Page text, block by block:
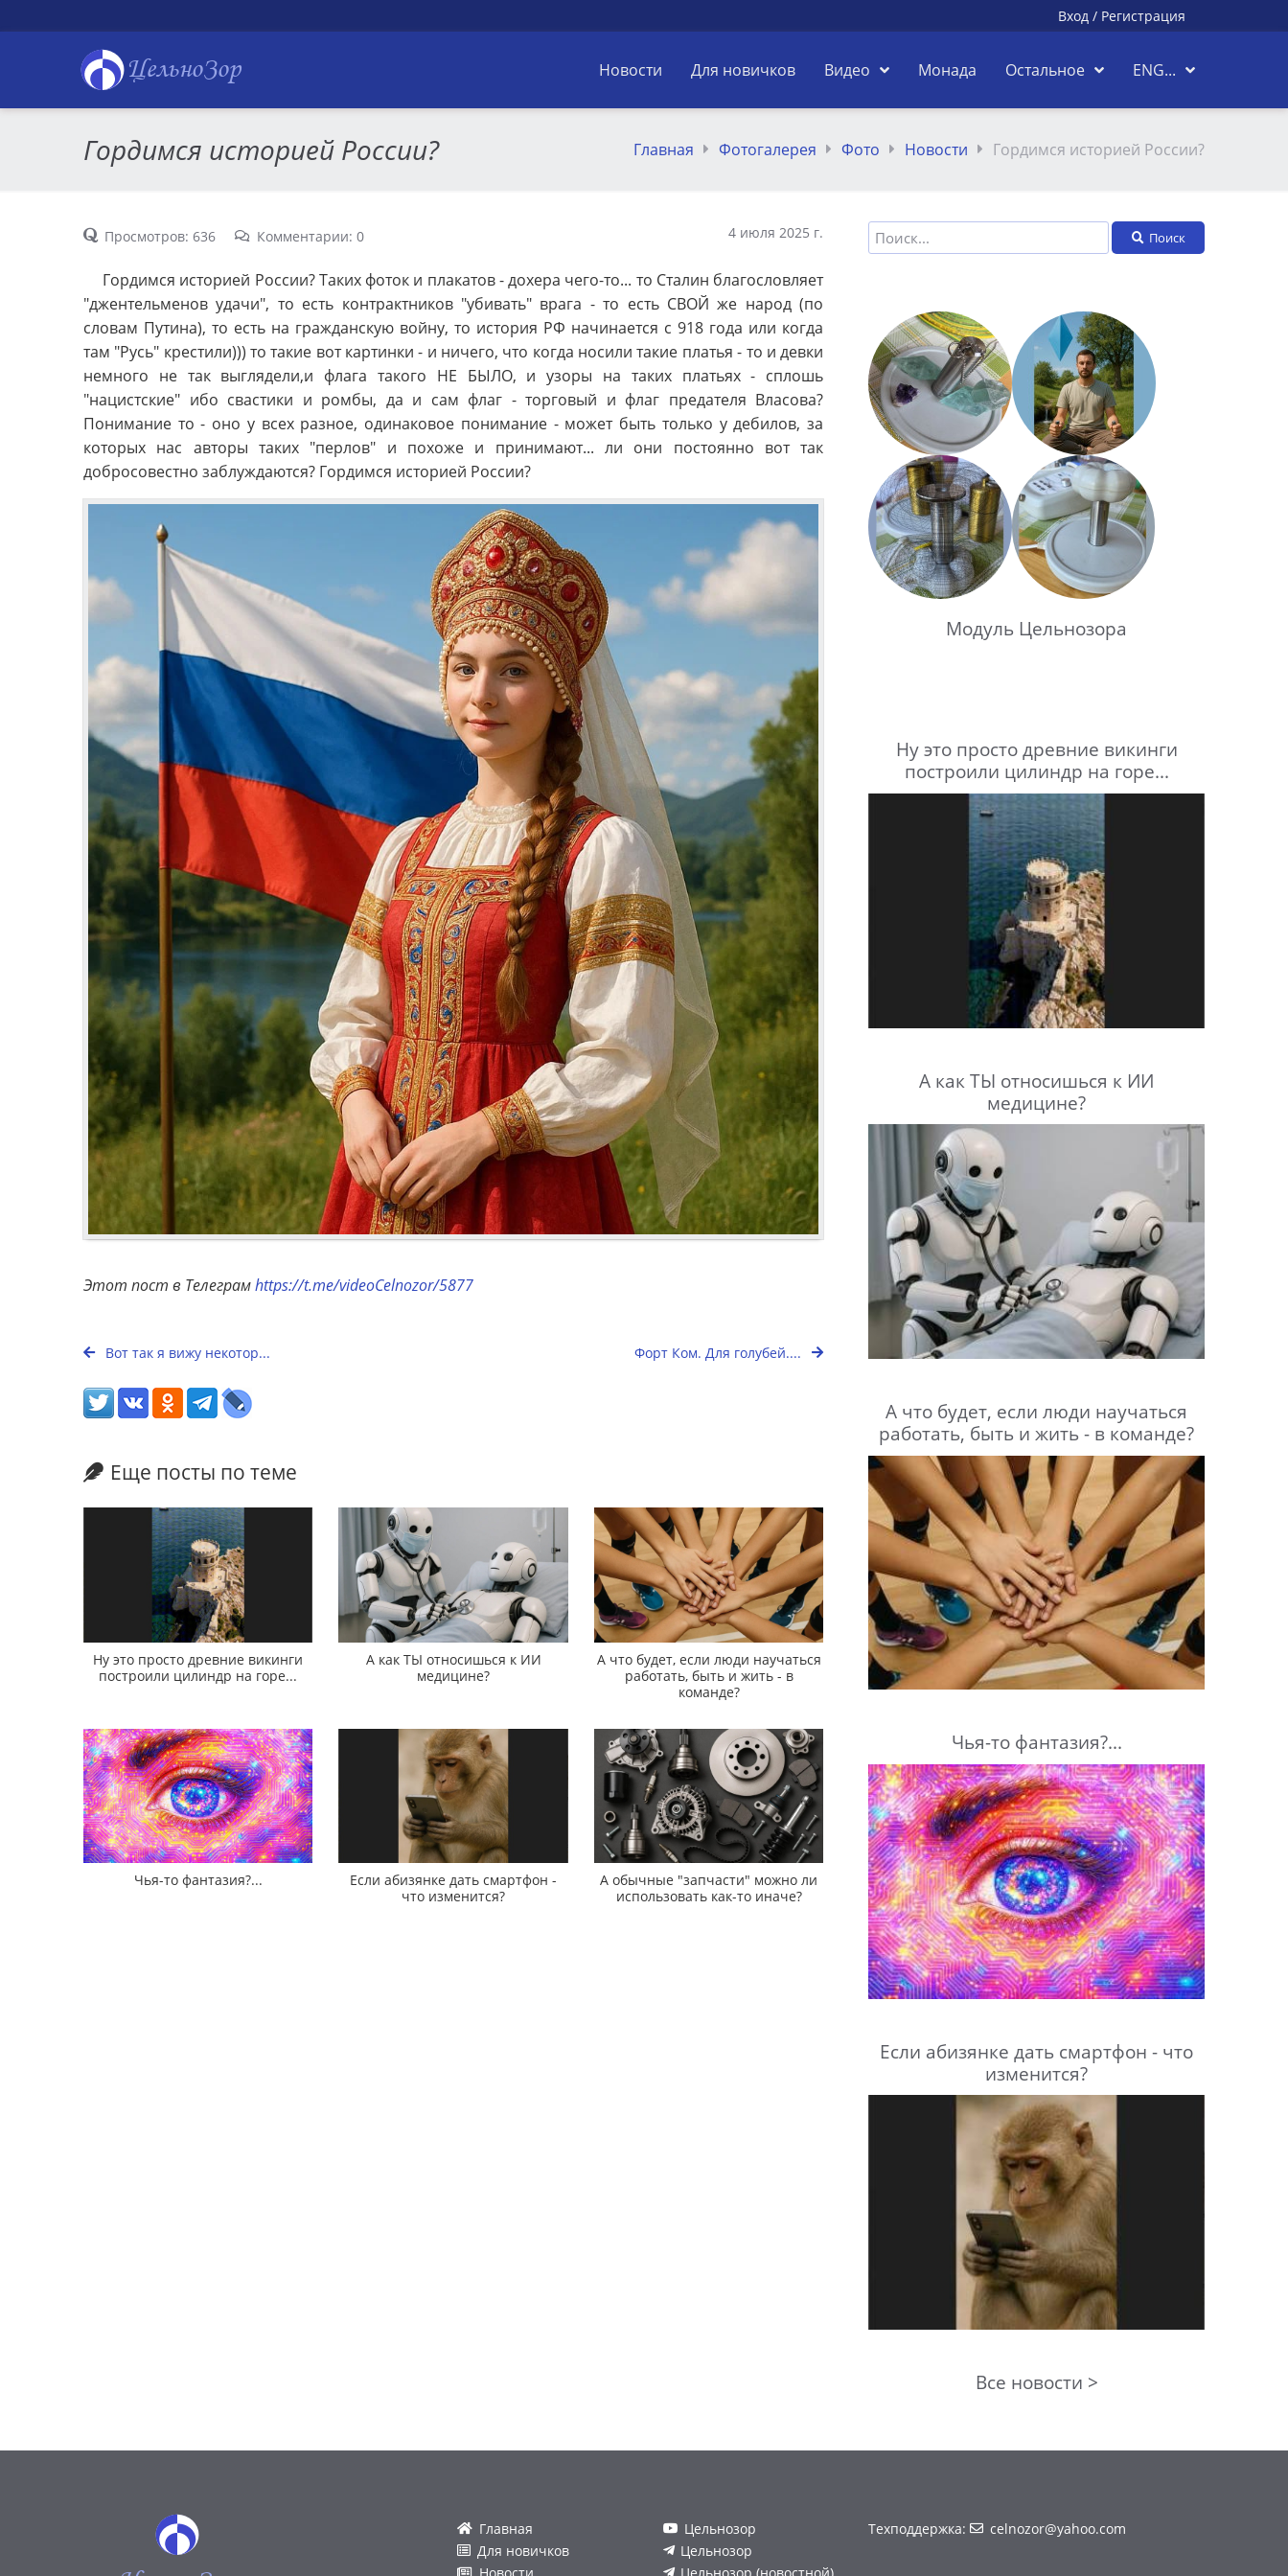
Вход / Регистрация
ЦельноЗор Новости Для новичков Видео Монада Остальное ENG...
Гордимся историей России? Главная Фотогалерея Фото Новости Гордимся историей России?
Просмотров: 636 Комментарии: 0 4 июля 2025 г.
Гордимся историей России? Таких фоток и плакатов - дохера чего-то... то Сталин благословляет
"джентельменов удачи", то есть контрактников "убивать" врага - то есть СВОЙ же народ (по
словам Путина), то есть на гражданскую войну, то история РФ начинается с 918 года или когда
там "Русь" крестили))) то такие вот картинки - и ничего, что когда носили такие платья - то и девки
немного не так выглядели,и флага такого НЕ БЫЛО, и узоры на таких платьях - сплошь
"нацистские" ибо свастики и ромбы, да и сам флаг - торговый и флаг предателя Власова?
Понимание то - оно у всех разное, одинаковое понимание - может быть только у дебилов, за
которых нас авторы таких "перлов" и похоже и принимают... ли они постоянно вот так
добросовестно заблуждаются? Гордимся историей России?
Этот пост в Телеграмhttps://t.me/videoCelnozor/5877
Вот так я вижу некотор... Форт Ком. Для голубей....
Еще посты по теме
Ну это просто древние викинги
построили цилиндр на горе...
А как ТЫ относишься к ИИ
медицине?
А что будет, если люди научаться
работать, быть и жить - в
команде?
Чья-то фантазия?...
Если абизянке дать смартфон -
что изменится?
А обычные "запчасти" можно ли
использовать как-то иначе?
Поиск
Модуль Цельнозора
Ну это просто древние викинги
построили цилиндр на горе...
А как ТЫ относишься к ИИ
медицине?
А что будет, если люди научаться
работать, быть и жить - в команде?
Чья-то фантазия?...
Если абизянке дать смартфон - что
изменится?
Все новости >
Главная
Для новичков
Цельнозор
Цельнозор
Техподдержка: celnozor@yahoo.com